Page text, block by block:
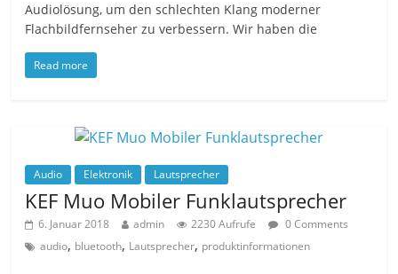
Audiolösung, um den schlechten Klang moderner
Flachbildfernseher zu verbessern. Wir haben die
Read more
Audio Elektronik Lautsprecher
KEF Muo Mobiler Funklautsprecher
6. Januar 2018 admin 2230 Aufrufe
0 Comments
audio, bluetooth, Lautsprecher, produktinformationen